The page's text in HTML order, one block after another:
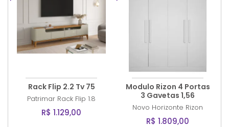
Rack Flip 2.2 Tv 75
Patrimar Rack Flip 1.8
R$ 1.129,00
Modulo Rizon 4 Portas
3 Gavetas 1,56
Novo Horizonte Rizon
R$ 1.809,00